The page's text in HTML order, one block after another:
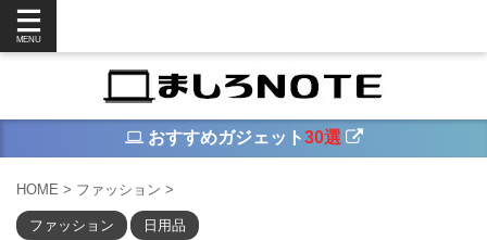
おすすめガジェット30選
HOME > ファッション >
ファッション 日用品